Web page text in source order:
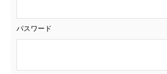
パスワード